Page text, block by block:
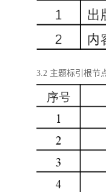
3.2 主题标引根节